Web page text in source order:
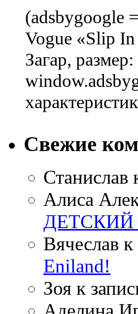
(adsbygoogle
Vogue «Slip
Загар,
Свежие
Станислав
Алиса
Вячеслав к
Eniland!
Зоя к